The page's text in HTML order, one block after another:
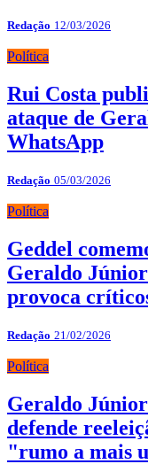
Redação 12/03/2026
Política
Rui Costa
ataque de
WhatsApp
Redação 05/03/2026
Política
Geddel
Geraldo
provoca
Redação 21/02/2026
Política
Geraldo Júnior
defende
"rumo a mais